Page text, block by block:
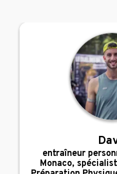
,
entraîneur
Monaco,